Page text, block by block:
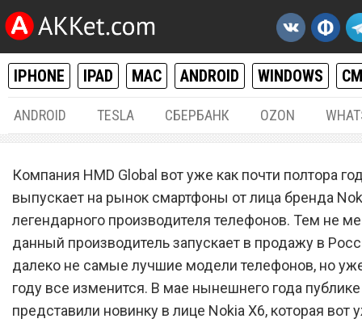
IPHONE IPAD MAC ANDROID WINDOWS
ANDROID TESLA СБЕРБАНК OZON
Мечта миллионов: Nokia
получил дату начала
России и других странах
Компания HMD Global вот уже как почти полтора
выпускает на рынок смартфоны от лица бренда
легендарного производителя телефонов. Тем не
данный производитель запускает в продажу в
далеко не самые лучшие модели телефонов, но
году все изменится. В мае нынешнего года публике
представили новинку в лице Nokia X6, которая вот